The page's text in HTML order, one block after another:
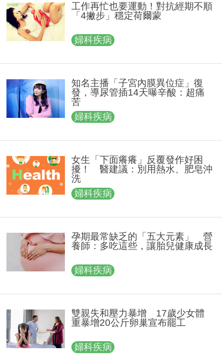
工作再忙也要運動！對抗經期不順
「4撇步」穩定荷爾蒙
婦科疾病
知名主播「子宮內膜異位症」復
發，導尿管插14天曝辛酸：超痛
苦
婦科疾病
女生「下面癢癢」反覆發作好困
擾！ 醫建議：別用熱水、肥皂沖
洗
婦科疾病
孕期最常缺乏的「五大元素」 營
養師：多吃這些，讓胎兒健康成長
婦科疾病
雙親失和壓力暴增 17歲少女體
重暴增20公斤卵巢宣布罷工
婦科疾病